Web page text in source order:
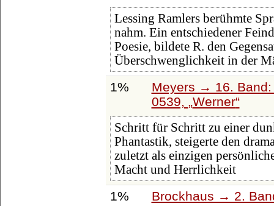
Lessing Ramlers berühmte
nahm. Ein entschiedener
Poesie, bildete R. den
Überschwenglichkeit in der
1%
Meyers → 16.
0539,
Werner
Schritt für Schritt zu einer
Phantastik, steigerte den
zuletzt als einzigen
Macht und Herrlichkeit
1%
Brockhaus → 2.